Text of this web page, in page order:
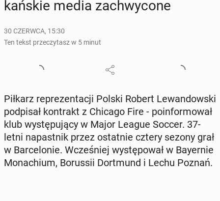
kań­skie media za­chwy­co­ne
30 CZERWCA, 15:30
Ten tekst przeczytasz w 5 minut
Piłkarz re­pre­zen­ta­cji Polski Robert Le­wan­dow­ski
pod­pi­sał kon­trakt z Chicago Fire - po­in­for­mo­wał
klub wy­stę­pu­ją­cy w Major League Soccer. 37-
letni na­past­nik przez ostat­nie cztery sezony grał
w Bar­ce­lo­nie. Wcze­śniej wy­stę­po­wał w Bay­er­nie
Mo­na­chium, Bo­rus­sii Do­rt­mund i Lechu Poznań.